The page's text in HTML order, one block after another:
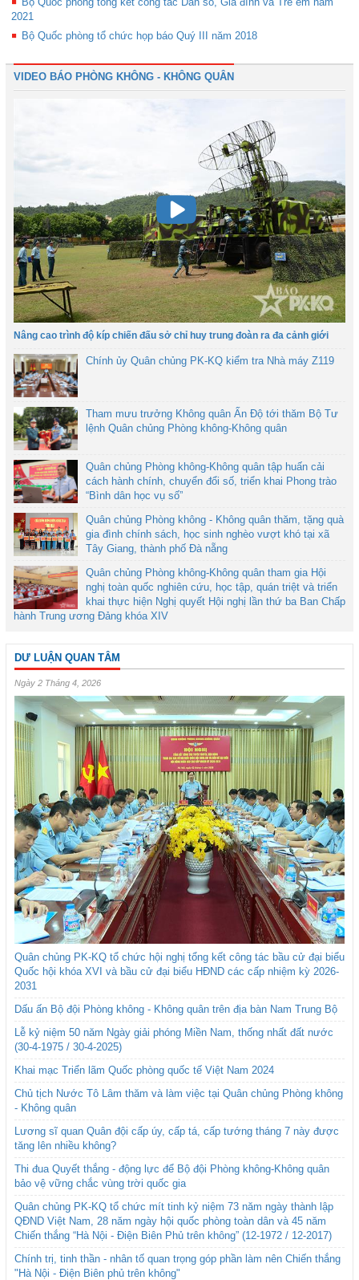
2021
Bộ Quốc phòng tổ chức họp báo Quý III năm 2018
VIDEO BÁO PHÒNG KHÔNG - KHÔNG QUÂN
Nâng cao trình độ kíp chiến đấu sở chỉ huy trung đoàn ra đa cảnh giới
Chính ủy Quân chủng PK-KQ kiểm tra Nhà máy Z119
Tham mưu trưởng Không quân Ấn Độ tới thăm Bộ Tư
lệnh Quân chủng Phòng không-Không quân
Quân chủng Phòng không-Không quân tập huấn cải
cách hành chính, chuyển đổi số, triển khai Phong trào
“Bình dân học vụ số”
Quân chủng Phòng không - Không quân thăm, tặng quà
gia đình chính sách, học sinh nghèo vượt khó tại xã
Tây Giang, thành phố Đà nẵng
Quân chủng Phòng không-Không quân tham gia Hội
nghị toàn quốc nghiên cứu, học tập, quán triệt và triển
khai thực hiện Nghị quyết Hội nghị lần thứ ba Ban Chấp
hành Trung ương Đảng khóa XIV
DƯ LUẬN QUAN TÂM
Ngày 2 Tháng 4, 2026
Quân chủng PK-KQ tổ chức hội nghị tổng kết công tác bầu cử đại biểu
Quốc hội khóa XVI và bầu cử đại biểu HĐND các cấp nhiệm kỳ 2026-
2031
Dấu ấn Bộ đội Phòng không - Không quân trên địa bàn Nam Trung Bộ
Lễ kỷ niệm 50 năm Ngày giải phóng Miền Nam, thống nhất đất nước
(30-4-1975 / 30-4-2025)
Khai mạc Triển lãm Quốc phòng quốc tế Việt Nam 2024
Chủ tịch Nước Tô Lâm thăm và làm việc tại Quân chủng Phòng không
- Không quân
Lương sĩ quan Quân đội cấp úy, cấp tá, cấp tướng tháng 7 này được
tăng lên nhiều không?
Thi đua Quyết thắng - động lực để Bộ đội Phòng không-Không quân
bảo vệ vững chắc vùng trời quốc gia
Quân chủng PK-KQ tổ chức mít tinh kỷ niệm 73 năm ngày thành lập
QĐND Việt Nam, 28 năm ngày hội quốc phòng toàn dân và 45 năm
Chiến thắng “Hà Nội - Điện Biên Phủ trên không” (12-1972 / 12-2017)
Chính trị, tinh thần - nhân tố quan trọng góp phần làm nên Chiến thắng
"Hà Nội - Điện Biên phủ trên không"